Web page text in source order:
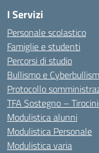
I Servizi
Personale scolastico
Famiglie e studenti
Percorsi di studio
Bullismo e
Protocollo
TFA Sostegno –
Modulistica alunni
Modulistica Personale
Modulistica varia